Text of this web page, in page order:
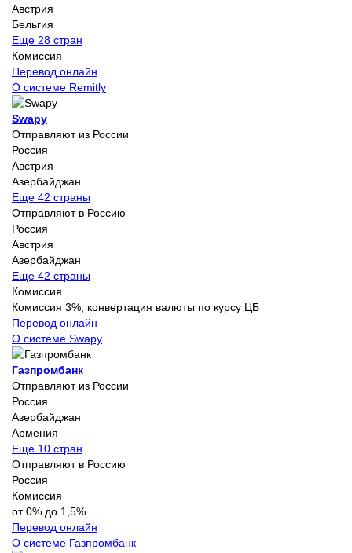
Австрия
Бельгия
Еще 28 стран
Комиссия
Перевод онлайн
О системе Remitly
Swapy
Отправляют из России
Россия
Австрия
Азербайджан
Еще 42 страны
Отправляют в Россию
Россия
Австрия
Азербайджан
Еще 42 страны
Комиссия
Комиссия 3%, конвертация валюты по курсу ЦБ
Перевод онлайн
О системе Swapy
Газпромбанк
Отправляют из России
Россия
Азербайджан
Армения
Еще 10 стран
Отправляют в Россию
Россия
Комиссия
от 0% до 1,5%
Перевод онлайн
О системе Газпромбанк